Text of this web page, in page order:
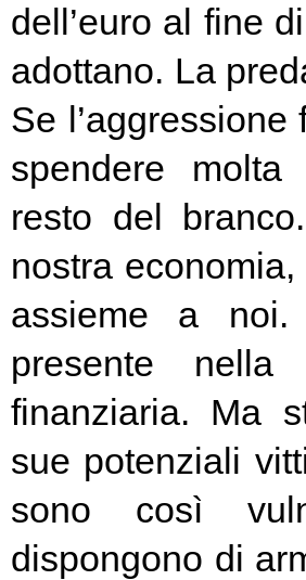
dell’euro al fine
adottano. La
Se
spendere
resto del
nostra
assieme a
presente nella
finanziaria. Ma
sue potenziali
sono così
dispongono di